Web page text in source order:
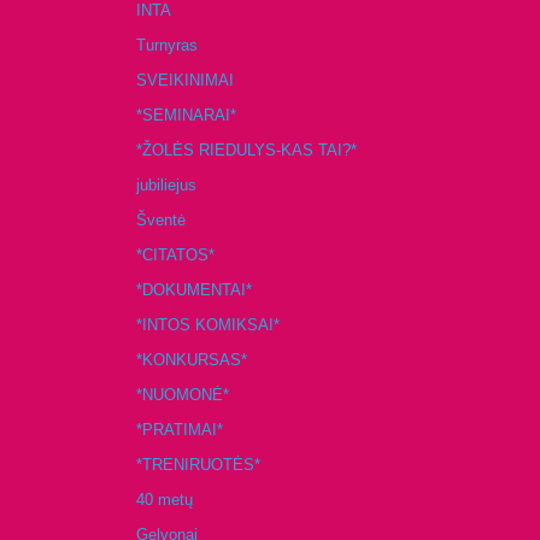
INTA
Turnyras
SVEIKINIMAI
*SEMINARAI*
*ŽOLĖS RIEDULYS-KAS TAI?*
jubiliejus
Šventė
*CITATOS*
*DOKUMENTAI*
*INTOS KOMIKSAI*
*KONKURSAS*
*NUOMONĖ*
*PRATIMAI*
*TRENIRUOTĖS*
40 metų
Gelvonai